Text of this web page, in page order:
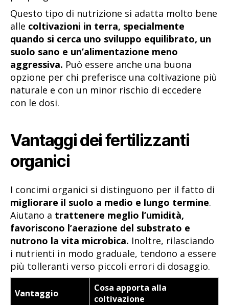
Questo tipo di nutrizione si adatta molto bene
alle coltivazioni in terra, specialmente
quando si cerca uno sviluppo equilibrato, un
suolo sano e un’alimentazione meno
aggressiva. Può essere anche una buona
opzione per chi preferisce una coltivazione più
naturale e con un minor rischio di eccedere
con le dosi.
Vantaggi dei fertilizzanti
organici
I concimi organici si distinguono per il fatto di
migliorare il suolo a medio e lungo termine.
Aiutano a trattenere meglio l’umidità,
favoriscono l’aerazione del substrato e
nutrono la vita microbica. Inoltre, rilasciando
i nutrienti in modo graduale, tendono a essere
più tolleranti verso piccoli errori di dosaggio.
Vantaggio
Cosa apporta alla
coltivazione